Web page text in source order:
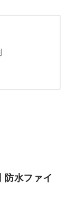
防水ファイ